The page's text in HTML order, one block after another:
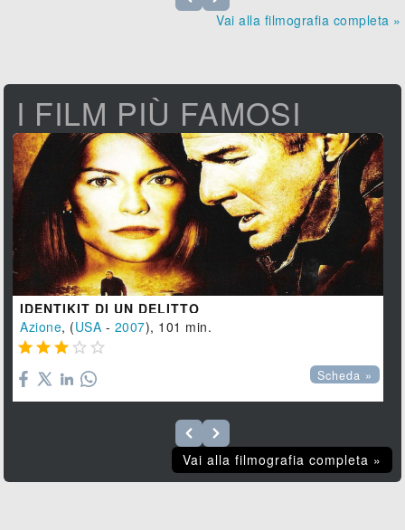
Vai alla filmografia completa »
I FILM PIÙ FAMOSI
IDENTIKIT DI UN DELITTO
Azione, (USA - 2007), 101 min.
    
Scheda »
Vai alla filmografia completa »